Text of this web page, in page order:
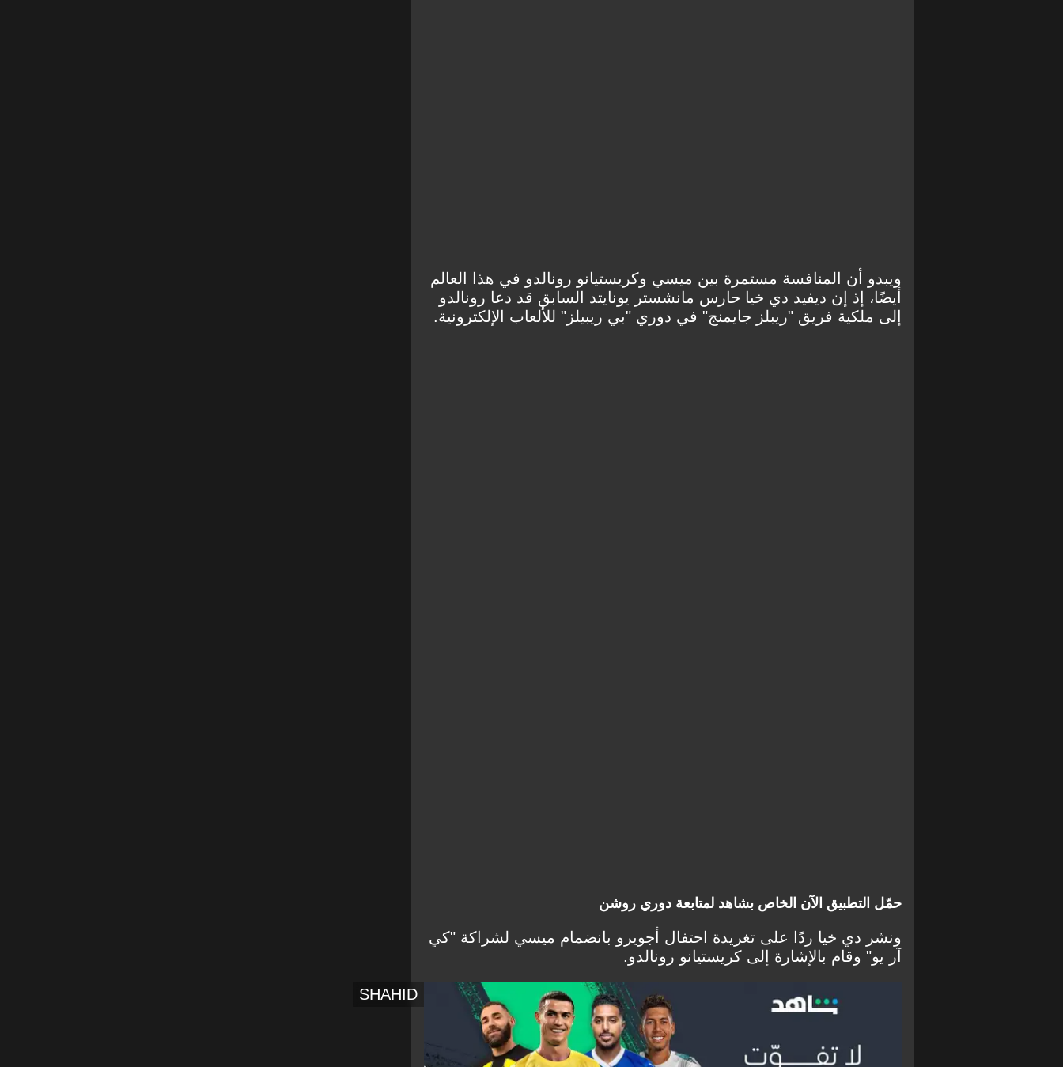
ويبدو أن المنافسة مستمرة بين ميسي وكريستيانو رونالدو في هذا العالم
أيضًا، إذ إن ديفيد دي خيا حارس مانشستر يونايتد السابق قد دعا رونالدو
إلى ملكية فريق "ريبلز جايمنج" في دوري "بي ريبيلز" للألعاب الإلكترونية.
حمّل التطبيق الآن الخاص بشاهد لمتابعة دوري روشن
ونشر دي خيا ردًا على تغريدة احتفال أجويرو بانضمام ميسي لشراكة "كي
آر يو" وقام بالإشارة إلى كريستيانو رونالدو.
SHAHID